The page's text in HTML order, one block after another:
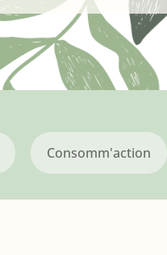
Consomm'action